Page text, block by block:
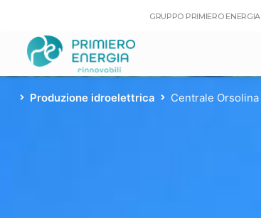
GRUPPO PRIMIERO ENERGIA
Produzione idroelettrica Centrale Orsolina